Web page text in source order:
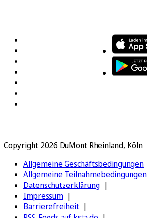
Copyright 2026 DuMont Rheinland, Köln
Allgemeine Geschäftsbedingungen
Allgemeine Teilnahmebedingungen
Datenschutzerklärung
Impressum
Barrierefreiheit